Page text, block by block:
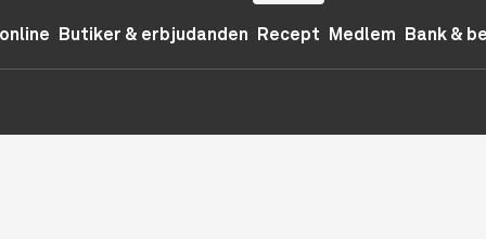
Butiker & erbjudanden Recept Medlem Bank &